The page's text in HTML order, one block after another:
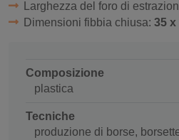
Larghezza del foro di
Dimensioni fibbia chiusa: 35 x
Composizione
plastica
Tecniche
produzione di borse,